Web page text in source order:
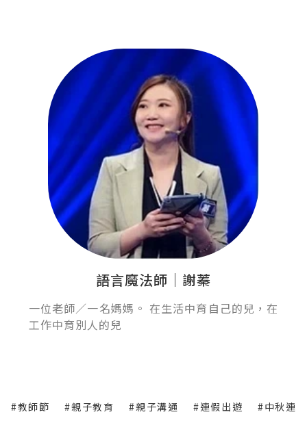
語言魔法師｜謝蓁
一位老師／一名媽媽。 在生活中育自己的兒，在
工作中育別人的兒
#教師節 #親子教育 #親子溝通 #連假出遊
#中秋連